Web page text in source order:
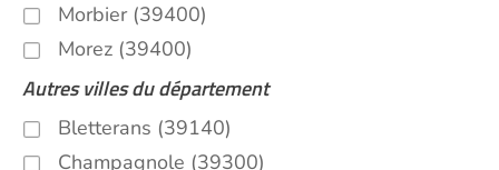
Morbier (39400)
Morez (39400)
Autres villes du département
Bletterans (39140)
Champagnole (39300)